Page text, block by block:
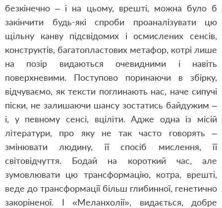
безкінечно – і на цьому, врешті, можна було б
закінчити будь-які спроби проаналізувати цю
щільну канву підсвідомих і осмислених сенсів,
конструктів, багатопластових метафор, котрі лише
на позір видаються очевидними і навіть
поверхневими. Поступово поринаючи в збірку,
відчуваємо, як тексти поглинають нас, наче сипучі
піски, не залишаючи шансу зостатись байдужим –
і, у певному сенсі, вціліти. Адже одна із місій
літератури, про яку не так часто говорять –
змінювати людину, її спосіб мислення, її
світовідчуття. Бодай на короткий час, але
зумовлювати цю трансформацію, котра, врешті,
веде до трансформації більш глибинної, генетично
закоріненої. І «Меланхолії», видається, добре